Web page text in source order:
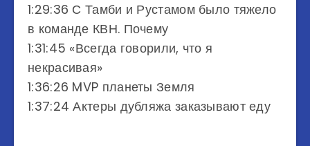
1:29:36​ С Тамби и Рустамом было тяжело
в команде КВН. Почему
1:31:45​ «Всегда говорили, что я
некрасивая»
1:36:26​ MVP планеты Земля
1:37:24​ Актеры дубляжа заказывают еду